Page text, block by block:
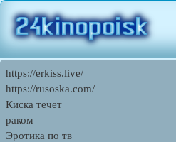
https://erkiss.live/
https://rusoska.com/
Киска течет
раком
Эротика по тв